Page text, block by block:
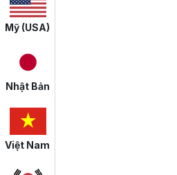
Mỹ (USA)
Nhật Bản
Việt Nam